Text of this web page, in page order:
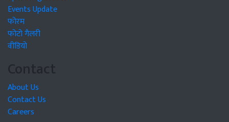
Events Update
फोरम
फोटो गैलरी
वीडियो
Contact
About Us
Contact Us
Careers